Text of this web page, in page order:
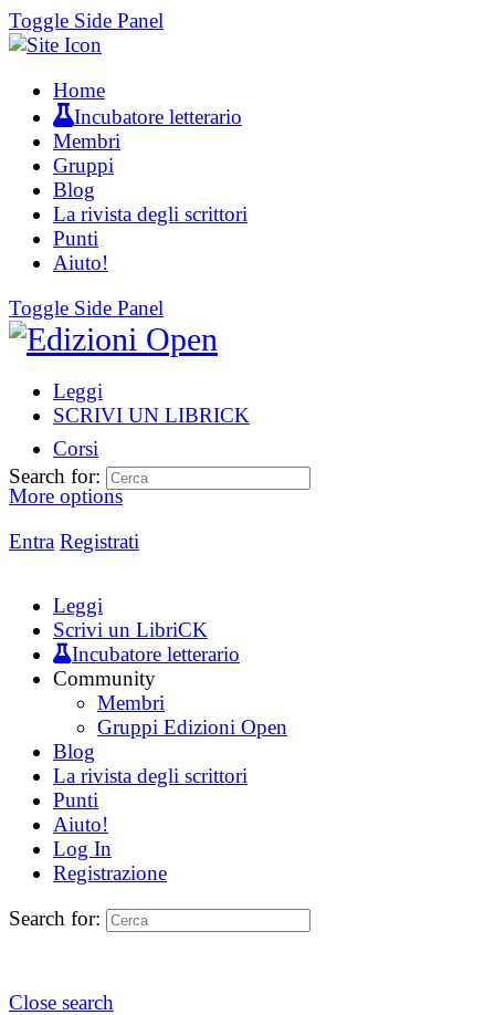
Toggle Side Panel
Home
Incubatore letterario
Membri
Gruppi
Blog
La rivista degli scrittori
Punti
Aiuto!
Toggle Side Panel
Leggi
SCRIVI UN LIBRICK
Corsi
More options
Entra Registrati
Search for:
Leggi
Scrivi un LibriCK
Incubatore letterario
Community
Membri
Gruppi Edizioni Open
Blog
La rivista degli scrittori
Punti
Aiuto!
Log In
Registrazione
Search for:
Close search